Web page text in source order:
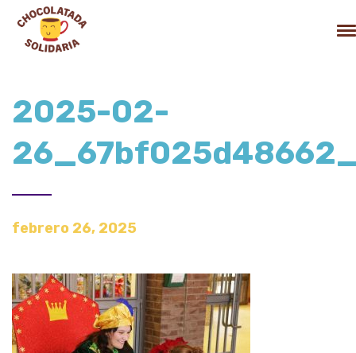
2025-02-
febrero 26, 2025